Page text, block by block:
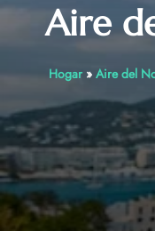
Aire
Hogar» Aire del